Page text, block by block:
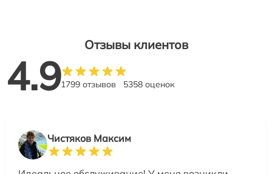
Отзывы клиентов
4.91799 отзывов 5358 оценок
Чистяков Максим